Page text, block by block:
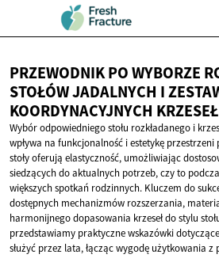
PRZEWODNIK PO WYBORZE
STOŁÓW JADALNYCH I
KOORDYNACYJNYCH KRZESEŁ
Wybór odpowiedniego stołu rozkładanego i
wpływa na funkcjonalność i estetykę przestrzeni
stoły oferują elastyczność, umożliwiając
siedzących do aktualnych potrzeb, czy to
większych spotkań rodzinnych. Kluczem do
dostępnych mechanizmów rozszerzania,
harmonijnego dopasowania krzeseł do stylu
przedstawiamy praktyczne wskazówki
służyć przez lata, łącząc wygodę użytkowania